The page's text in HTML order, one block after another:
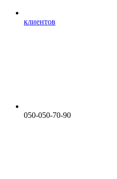
клиентов
050-050-70-90